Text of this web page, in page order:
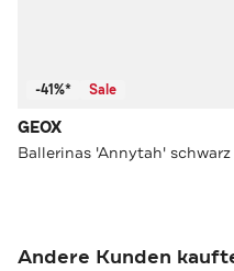
-41%* Sale
GEOX
Ballerinas 'Annytah' schwarz
Andere Kunden